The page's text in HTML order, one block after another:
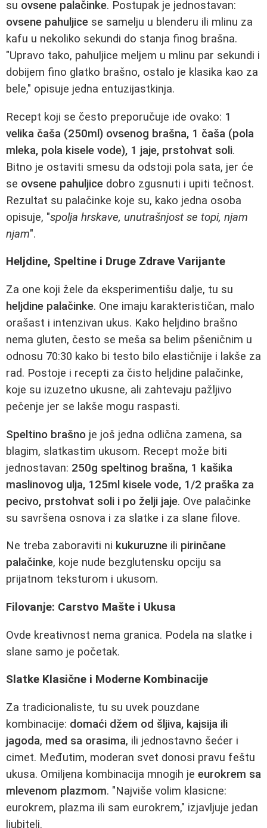
su ovsene palačinke. Postupak je jednostavan:
ovsene pahuljice se samelju u blenderu ili mlinu za
kafu u nekoliko sekundi do stanja finog brašna.
"Upravo tako, pahuljice meljem u mlinu par sekundi i
dobijem fino glatko brašno, ostalo je klasika kao za
bele," opisuje jedna entuzijastkinja.
Recept koji se često preporučuje ide ovako: 1
velika čaša (250ml) ovsenog brašna, 1 čaša (pola
mleka, pola kisele vode), 1 jaje, prstohvat soli.
Bitno je ostaviti smesu da odstoji pola sata, jer će
se ovsene pahuljice dobro zgusnuti i upiti tečnost.
Rezultat su palačinke koje su, kako jedna osoba
opisuje, "spolja hrskave, unutrašnjost se topi, njam
njam".
Heljdine, Speltine i Druge Zdrave Varijante
Za one koji žele da eksperimentišu dalje, tu su
heljdine palačinke. One imaju karakterističan, malo
orašast i intenzivan ukus. Kako heljdino brašno
nema gluten, često se meša sa belim pšeničnim u
odnosu 70:30 kako bi testo bilo elastičnije i lakše za
rad. Postoje i recepti za čisto heljdine palačinke,
koje su izuzetno ukusne, ali zahtevaju pažljivo
pečenje jer se lakše mogu raspasti.
Speltino brašno je još jedna odlična zamena, sa
blagim, slatkastim ukusom. Recept može biti
jednostavan: 250g speltinog brašna, 1 kašika
maslinovog ulja, 125ml kisele vode, 1/2 praška za
pecivo, prstohvat soli i po želji jaje. Ove palačinke
su savršena osnova i za slatke i za slane filove.
Ne treba zaboraviti ni kukuruzne ili pirinčane
palačinke, koje nude bezglutensku opciju sa
prijatnom teksturom i ukusom.
Filovanje: Carstvo Mašte i Ukusa
Ovde kreativnost nema granica. Podela na slatke i
slane samo je početak.
Slatke Klasične i Moderne Kombinacije
Za tradicionaliste, tu su uvek pouzdane
kombinacije: domaći džem od šljiva, kajsija ili
jagoda, med sa orasima, ili jednostavno šećer i
cimet. Međutim, moderan svet donosi pravu feštu
ukusa. Omiljena kombinacija mnogih je eurokrem sa
mlevenom plazmom. "Najviše volim klasicne:
eurokrem, plazma ili sam eurokrem," izjavljuje jedan
ljubitelj.